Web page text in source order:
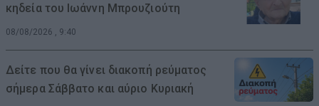
κηδεία του Ιωάννη Μπρουζιούτη
08/08/2026 , 9:40
Δείτε που θα γίνει διακοπή ρεύματος
σήμερα Σάββατο και αύριο Κυριακή